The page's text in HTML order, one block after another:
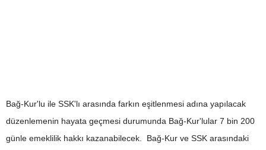
Bağ-Kur'lu ile SSK'lı arasında farkın eşitlenmesi adına yapılacak
düzenlemenin hayata geçmesi durumunda Bağ-Kur'lular 7 bin 200
günle emeklilik hakkı kazanabilecek. Bağ-Kur ve SSK arasındaki